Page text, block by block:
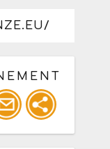
pour un